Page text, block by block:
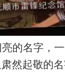
的名字，
然起敬的名